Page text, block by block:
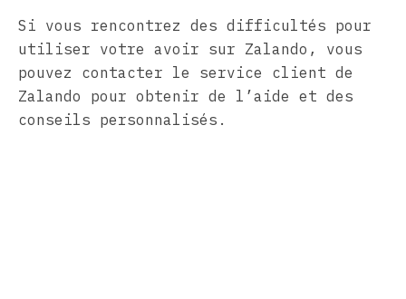
Si vous rencontrez des difficultés pour
utiliser votre avoir sur Zalando, vous
pouvez contacter le service client de
Zalando pour obtenir de l’aide et des
conseils personnalisés.